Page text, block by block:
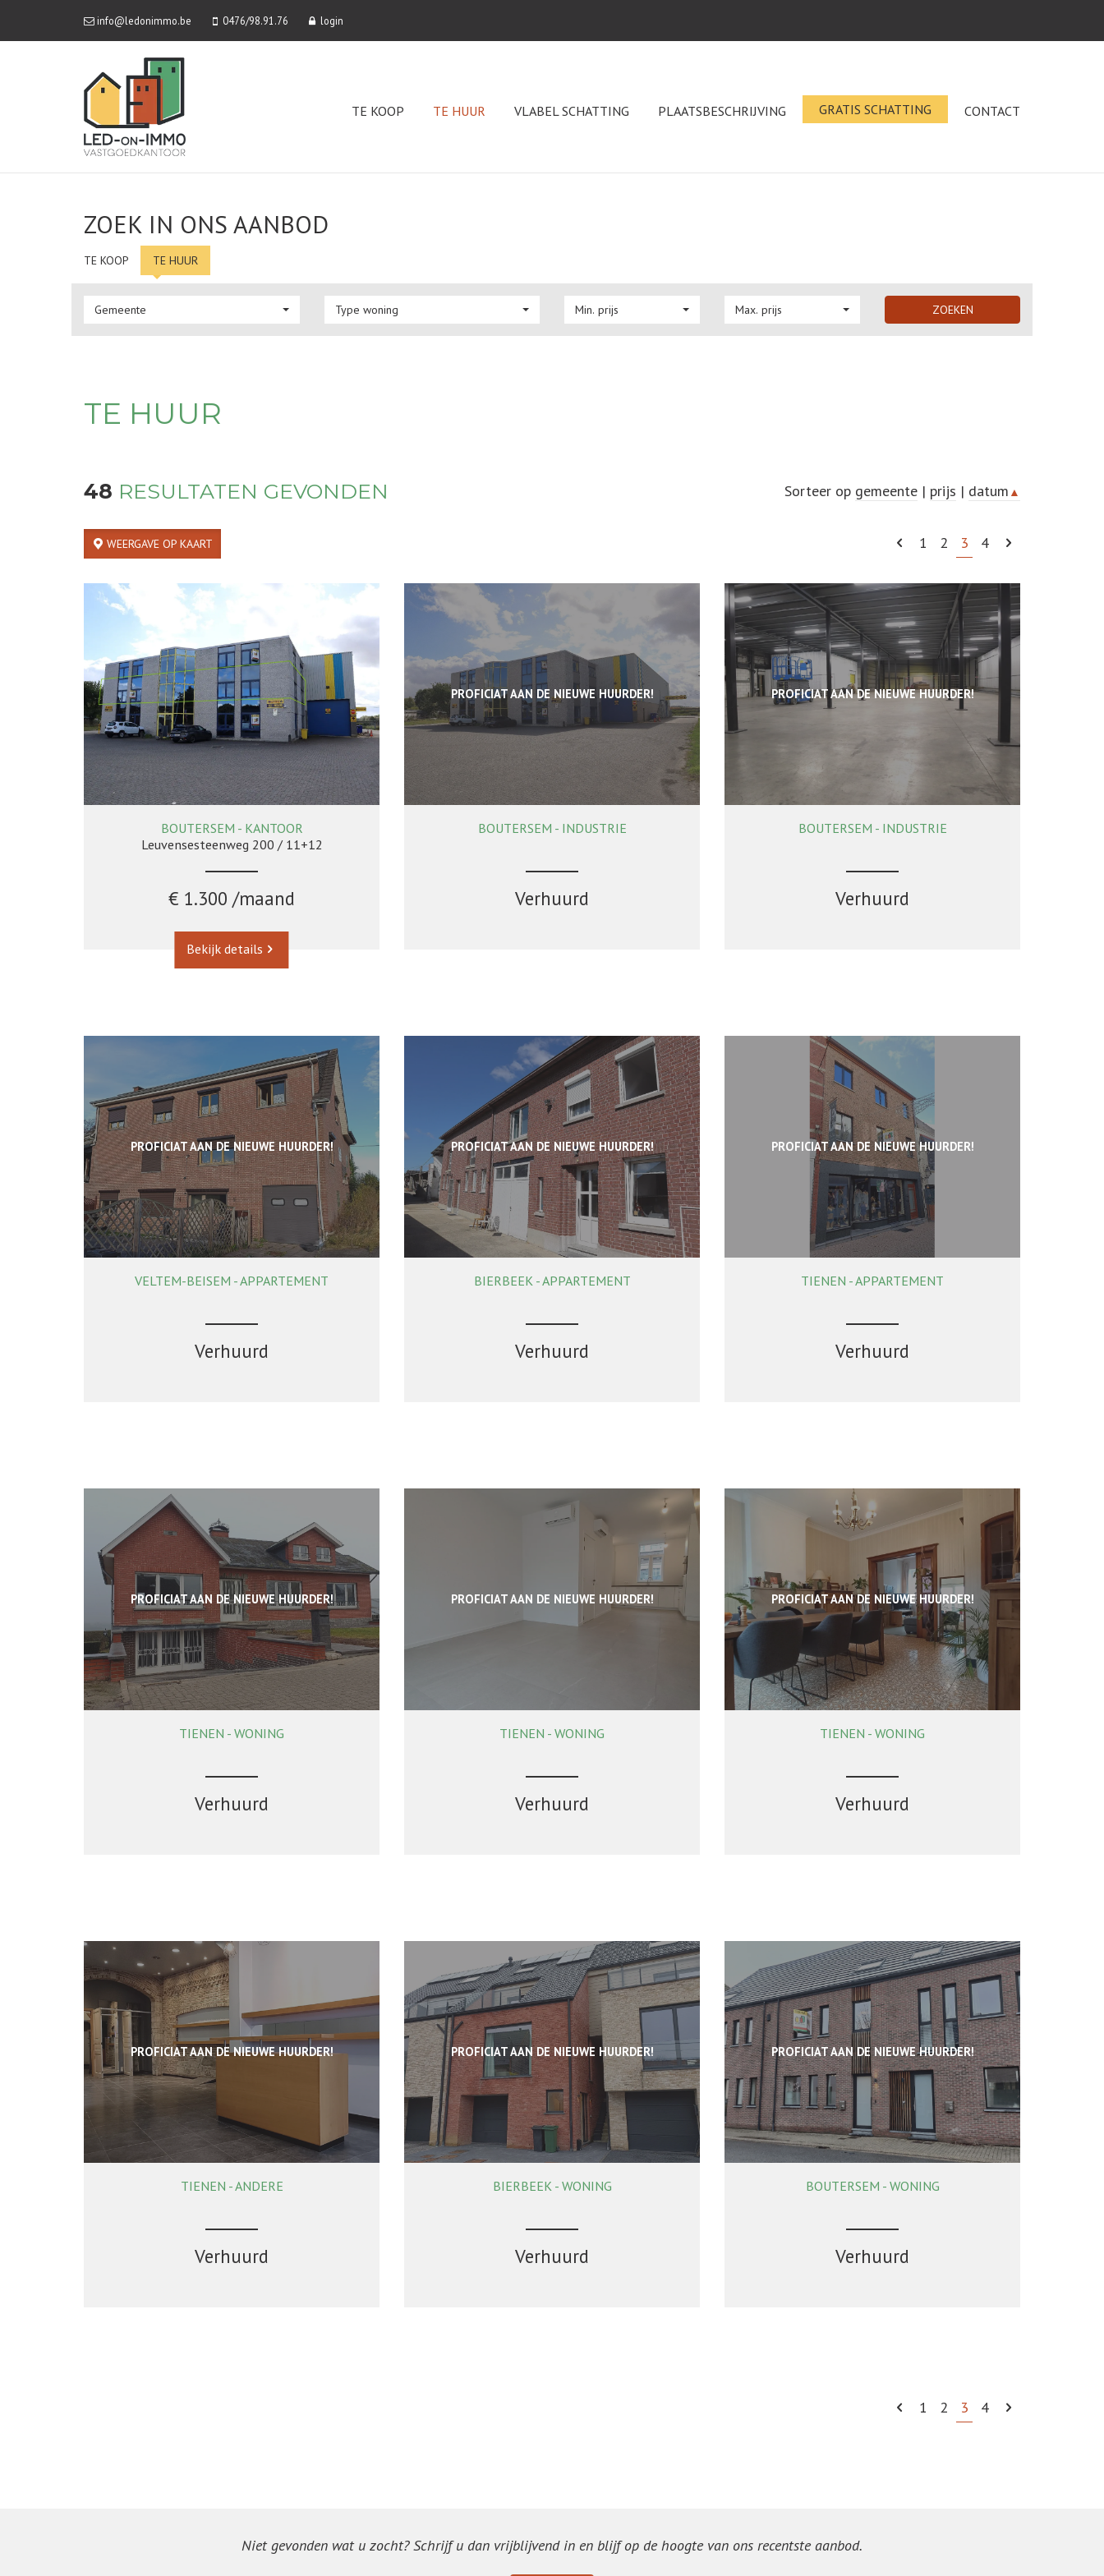
info@ledonimmo.be 0476/98.91.76 login
TE KOOP TE HUUR VLABEL SCHATTING PLAATSBESCHRIJVING GRATIS SCHATTING CONTACT
ZOEK IN ONS AANBOD
Gemeente Type woning Min. prijs Max. prijs ZOEKEN
TE KOOP TE HUUR
TE HUUR
48 RESULTATEN GEVONDEN Sorteer op gemeente | prijs | datum ▲
WEERGAVE OP KAART 1 2 3 4
250 m²
BOUTERSEM - KANTOOR
Leuvensesteenweg 200 / 11+12
€ 1.300 /maand
Bekijk details
PROFICIAT AAN DE NIEUWE HUURDER!
BOUTERSEM - INDUSTRIE
Verhuurd
PROFICIAT AAN DE NIEUWE HUURDER!
895 m²
BOUTERSEM - INDUSTRIE
Verhuurd
PROFICIAT AAN DE NIEUWE HUURDER!
75 m² 1 1
VELTEM-BEISEM - APPARTEMENT
Verhuurd
PROFICIAT AAN DE NIEUWE HUURDER!
185 m² 2 1
BIERBEEK - APPARTEMENT
Verhuurd
PROFICIAT AAN DE NIEUWE HUURDER!
139 m²
TIENEN - APPARTEMENT
Verhuurd
PROFICIAT AAN DE NIEUWE HUURDER!
218 m² 3 1
TIENEN - WONING
Verhuurd
PROFICIAT AAN DE NIEUWE HUURDER!
90 m² 2
TIENEN - WONING
Verhuurd
PROFICIAT AAN DE NIEUWE HUURDER!
153 m² 2
TIENEN - WONING
Verhuurd
PROFICIAT AAN DE NIEUWE HUURDER!
64 m²
TIENEN - ANDERE
Verhuurd
PROFICIAT AAN DE NIEUWE HUURDER!
4 2
BIERBEEK - WONING
Verhuurd
PROFICIAT AAN DE NIEUWE HUURDER!
160 m² 4 1
BOUTERSEM - WONING
Verhuurd
1 2 3 4
Niet gevonden wat u zocht? Schrijf u dan vrijblijvend in en blijf op de hoogte van ons recentste aanbod.